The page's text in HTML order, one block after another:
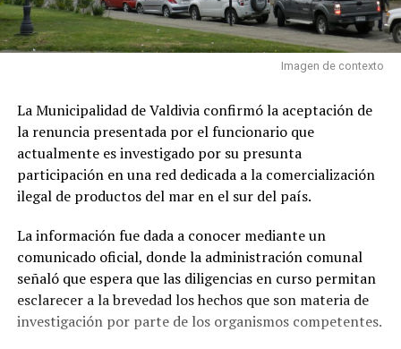
Imagen de contexto
La Municipalidad de Valdivia confirmó la aceptación de
la renuncia presentada por el funcionario que
actualmente es investigado por su presunta
participación en una red dedicada a la comercialización
ilegal de productos del mar en el sur del país.
La información fue dada a conocer mediante un
comunicado oficial, donde la administración comunal
señaló que espera que las diligencias en curso permitan
esclarecer a la brevedad los hechos que son materia de
investigación por parte de los organismos competentes.